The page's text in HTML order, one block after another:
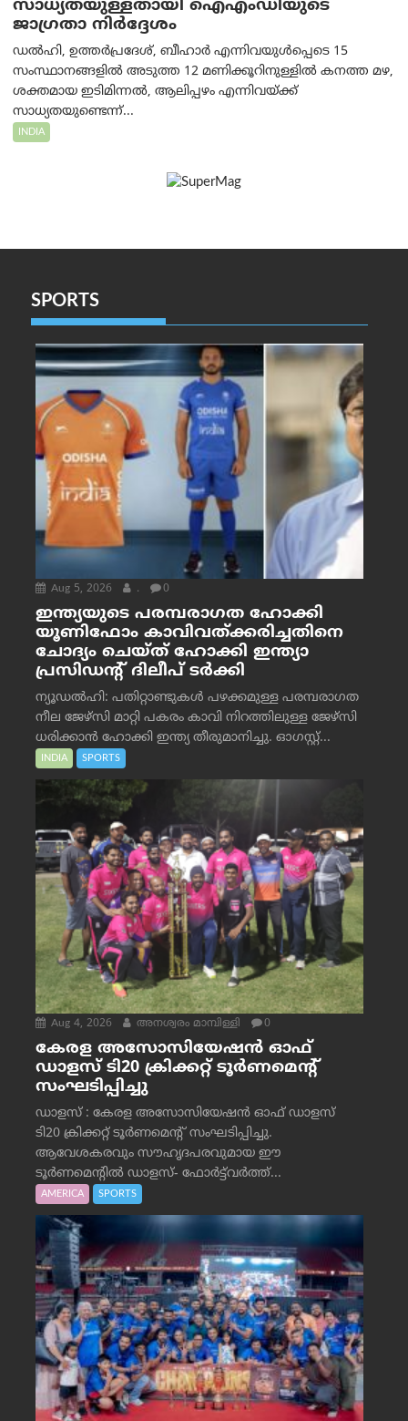
സാധ്യതയുള്ളതായി ഐഎംഡിയുടെ
ജാഗ്രതാ നിർദ്ദേശം
ഡൽഹി, ഉത്തർപ്രദേശ്, ബീഹാർ എന്നിവയുൾപ്പെടെ 15
സംസ്ഥാനങ്ങളിൽ അടുത്ത 12 മണിക്കൂറിനുള്ളിൽ കനത്ത മഴ,
ശക്തമായ ഇടിമിന്നൽ, ആലിപ്പഴം എന്നിവയ്ക്ക്
സാധ്യതയുണ്ടെന്ന്...
INDIA
SPORTS
Aug 5, 2026 . 0
ഇന്ത്യയുടെ പരമ്പരാഗത ഹോക്കി
യൂണിഫോം കാവിവത്ക്കരിച്ചതിനെ
ചോദ്യം ചെയ്ത് ഹോക്കി ഇന്ത്യാ
പ്രസിഡന്റ് ദിലീപ് ടര്‍ക്കി
ന്യൂഡൽഹി: പതിറ്റാണ്ടുകൾ പഴക്കമുള്ള പരമ്പരാഗത
നീല ജേഴ്‌സി മാറ്റി പകരം കാവി നിറത്തിലുള്ള ജേഴ്‌സി
ധരിക്കാൻ ഹോക്കി ഇന്ത്യ തീരുമാനിച്ചു. ഓഗസ്റ്റ്...
INDIA SPORTS
Aug 4, 2026 അനശ്വരം മാമ്പിള്ളി 0
കേരള അസോസിയേഷൻ ഓഫ്
ഡാളസ് ടി20 ക്രിക്കറ്റ് ടൂർണമെന്റ്
സംഘടിപ്പിച്ചു
ഡാളസ് : കേരള അസോസിയേഷൻ ഓഫ് ഡാളസ്
ടി20 ക്രിക്കറ്റ് ടൂർണമെന്റ് സംഘടിപ്പിച്ചു.
ആവേശകരവും സൗഹൃദപരവുമായ ഈ
ടൂർണമെന്റിൽ ഡാളസ്- ഫോർട്ട്‌വര്‍ത്ത്...
AMERICA SPORTS